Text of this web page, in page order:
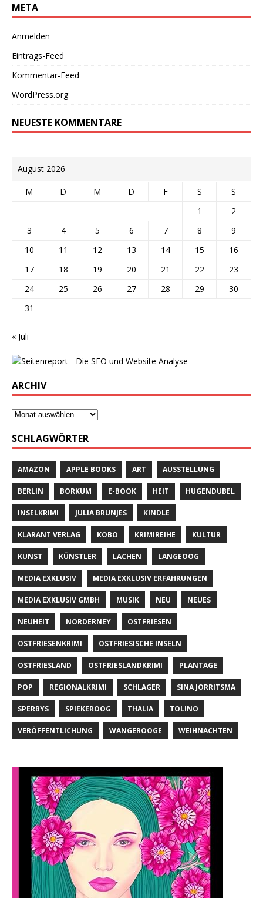
META
Anmelden
Eintrags-Feed
Kommentar-Feed
WordPress.org
NEUESTE KOMMENTARE
August 2026
M D M D F S
S
1
2
3
4 5 6 7 8
9
10
11 12 13 14 15
16
17
18 19 20 21 22
23
24
25 26 27 28 29
30
31
« Juli
ARCHIV
SCHLAGWÖRTER
AMAZON APPLE BOOKS ART AUSSTELLUNG
BERLIN BORKUM E-BOOK HEIT HUGENDUBEL
INSELKRIMI JULIA BRUNJES KINDLE
KLARANT VERLAG KOBO KRIMIREIHE KULTUR
KUNST KÜNSTLER LACHEN LANGEOOG
MEDIA EXKLUSIV MEDIA EXKLUSIV ERFAHRUNGEN
MEDIA EXKLUSIV GMBH MUSIK NEU NEUES
NEUHEIT NORDERNEY OSTFRIESEN
OSTFRIESENKRIMI OSTFRIESISCHE INSELN
OSTFRIESLAND OSTFRIESLANDKRIMI PLANTAGE
POP REGIONALKRIMI SCHLAGER SINA JORRITSMA
SPERBYS SPIEKEROOG THALIA TOLINO
VERÖFFENTLICHUNG WANGEROOGE WEIHNACHTEN